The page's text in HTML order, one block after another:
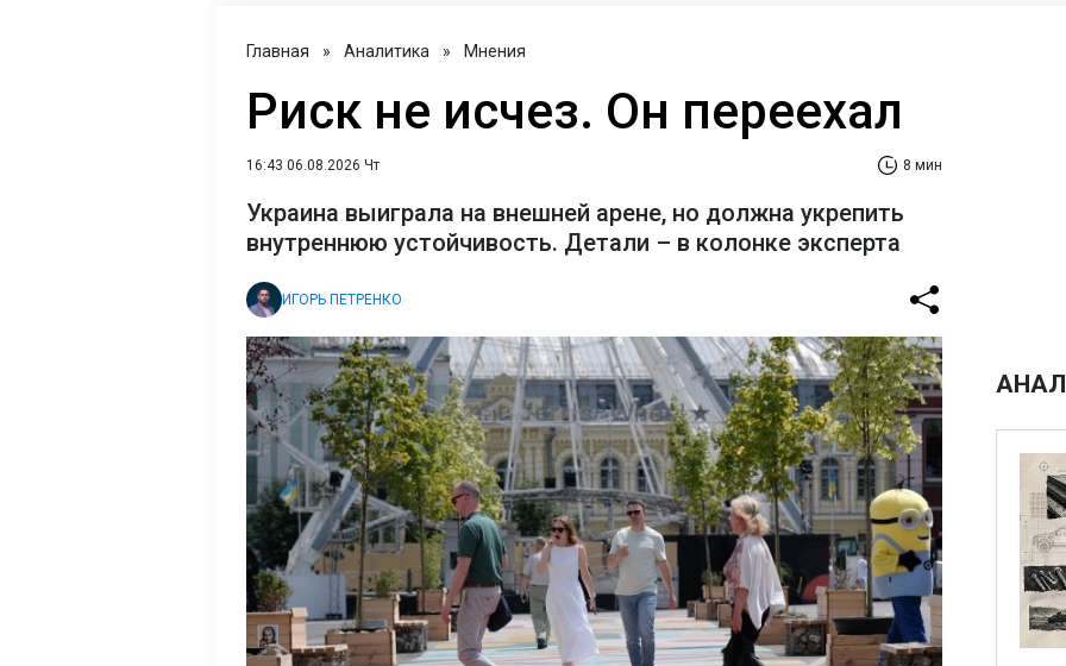
Главная » Аналитика » Мнения
Риск не исчез. Он переехал
16:43 06.08.2026 Чт 8 мин
Украина выиграла на внешней арене, но должна укрепить
внутреннюю устойчивость. Детали – в колонке эксперта
ИГОРЬ ПЕТРЕНКО